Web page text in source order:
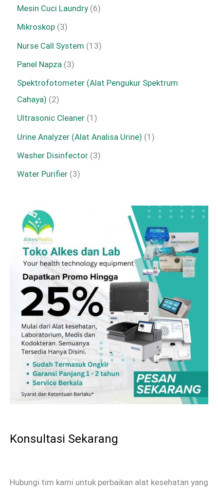
Mesin Cuci Laundry 6
Mikroskop 3
Nurse Call System 13
Panel Napza 3
Spektrofotometer (Alat Pengukur Spektrum
Cahaya) 2
Ultrasonic Cleaner 1
Urine Analyzer (Alat Analisa Urine) 1
Washer Disinfector 3
Water Purifier 3
Konsultasi Sekarang
Hubungi tim kami untuk perbaikan alat kesehatan yang